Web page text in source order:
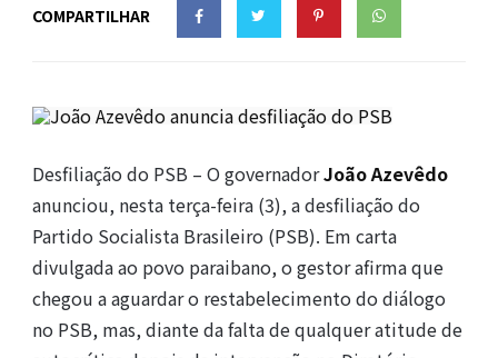
COMPARTILHAR
Desfiliação do PSB – O governadorJoão Azevêdo
anunciou, nesta terça-feira (3), a desfiliação do
Partido Socialista Brasileiro (PSB). Em carta
divulgada ao povo paraibano, o gestor afirma que
chegou a aguardar o restabelecimento do diálogo
no PSB, mas, diante da falta de qualquer atitude de